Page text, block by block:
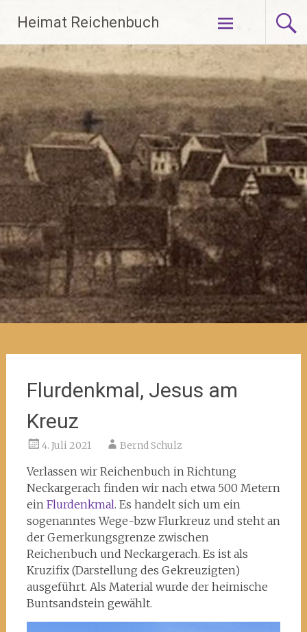
Inhalt
springen
Heimat Reichenbuch
Flurdenkmal, Jesus am
Kreuz
4. Juli 2021 Bernd Schulz
Verlassen wir Reichenbuch in Richtung
Neckargerach finden wir nach etwa 500 Metern
ein Flurdenkmal. Es handelt sich um ein
sogenanntes Wege-bzw Flurkreuz und steht an
der Gemerkungsgrenze zwischen
Reichenbuch und Neckargerach. Es ist als
Kruzifix (Darstellung des Gekreuzigten)
ausgeführt. Als Material wurde der heimische
Buntsandstein gewählt.